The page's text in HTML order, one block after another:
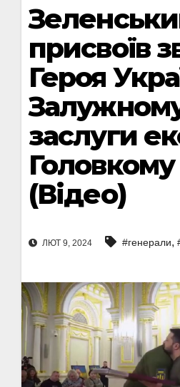
присвоїв
Героя
заслуги
(Відео)
ЛЮТ 9, 2024 #генерали,